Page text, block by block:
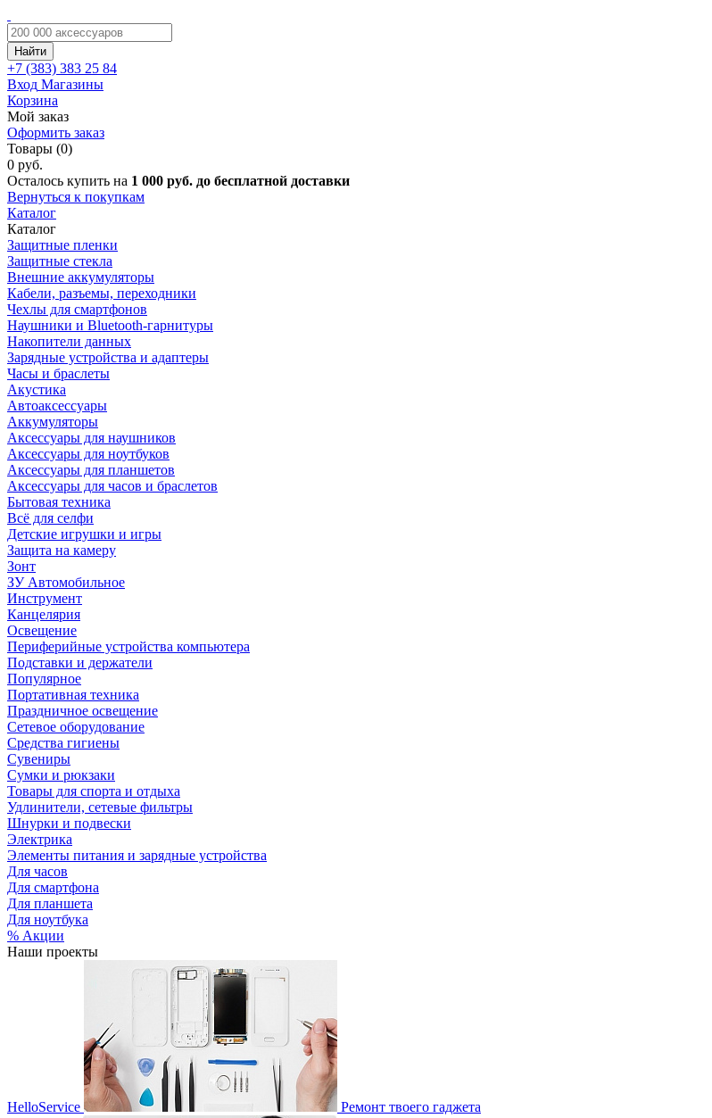
Найти
+7 (383) 383 25 84
Вход Магазины
Корзина
Мой заказ
Оформить заказ
Товары (0)
0 руб.
Осталось купить на 1 000 руб. до бесплатной доставки
Вернуться к покупкам
Каталог
Каталог
Защитные пленки
Защитные стекла
Внешние аккумуляторы
Кабели, разъемы, переходники
Чехлы для смартфонов
Наушники и Bluetooth-гарнитуры
Накопители данных
Зарядные устройства и адаптеры
Часы и браслеты
Акустика
Автоаксессуары
Аккумуляторы
Аксессуары для наушников
Аксессуары для ноутбуков
Аксессуары для планшетов
Аксессуары для часов и браслетов
Бытовая техника
Всё для селфи
Детские игрушки и игры
Защита на камеру
Зонт
ЗУ Автомобильное
Инструмент
Канцелярия
Освещение
Периферийные устройства компьютера
Подставки и держатели
Популярное
Портативная техника
Праздничное освещение
Сетевое оборудование
Средства гигиены
Сувениры
Сумки и рюкзаки
Товары для спорта и отдыха
Удлинители, сетевые фильтры
Шнурки и подвески
Электрика
Элементы питания и зарядные устройства
Для часов
Для смартфона
Для планшета
Для ноутбука
% Акции
Наши проекты
HelloService Ремонт твоего гаджета